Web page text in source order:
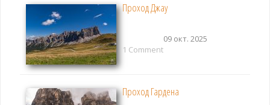
Проход Джау
09 окт. 2025
1 Comment
Проход Гардена